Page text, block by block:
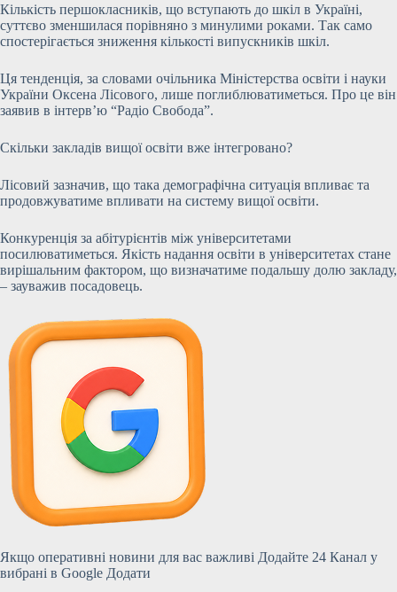
Кількість першокласників, що вступають до шкіл в Україні,
суттєво зменшилася порівняно з минулими роками. Так само
спостерігається зниження кількості випускників шкіл.
Ця тенденція, за словами очільника Міністерства освіти і науки
України Оксена Лісового, лише поглиблюватиметься. Про це він
заявив в інтерв’ю “Радіо Свобода”.
Скільки закладів вищої освіти вже інтегровано?
Лісовий зазначив, що така демографічна ситуація впливає та
продовжуватиме впливати на систему вищої освіти.
Конкуренція за абітурієнтів між університетами
посилюватиметься. Якість надання освіти в університетах стане
вирішальним фактором, що визначатиме подальшу долю закладу,
– зауважив посадовець.
Якщо оперативні новини для вас важливі Додайте 24 Канал у
вибрані в Google Додати